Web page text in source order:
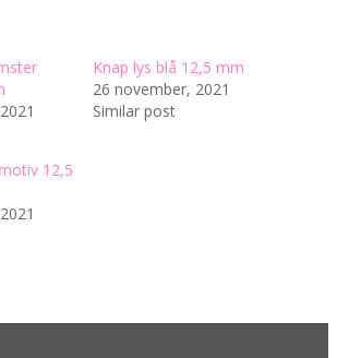
Knap lys blå 12,5 mm
26 november, 2021
Similar post
12,5